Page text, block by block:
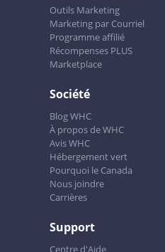
Outils Marketing
Marketing par Courriel
Programme affilié
Récompenses PLUS
Marketplace
Société
Blog WHC
À propos de WHC
Avis WHC
Hébergement vert
Pourquoi le Canada
Nous joindre
Carrières
Support
Centre d'Aide